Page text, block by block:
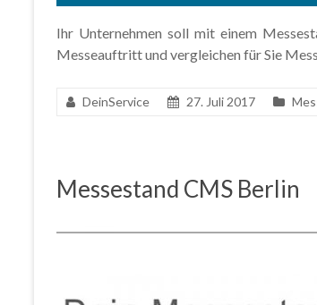
Ihr Unternehmen soll mit einem
Messeauftritt und vergleichen für Sie
DeinService 27. Juli 2017
Messestand CMS Berlin